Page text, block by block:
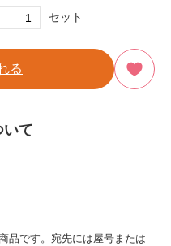
セット
る
いて
品です。宛先には屋号または